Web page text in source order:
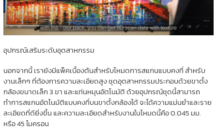
อุปกรณ์เสริมระดับอุตสาหกรรม
นอกจากนี้ เรายังมีแพ็คเบื้องต้นสำหรับโหมดการสแกนแบบคงที่ สำหรับ
งานเล็กๆ ที่ต้องการความละเอียดสูง ชุดอุตสาหกรรมประกอบด้วยขาตั้ง
กล้องขนาดเล็ก 3 ขา และแท่นหมุนอัตโนมัติ ด้วยอุปกรณ์ชุดนี้สามารถ
ทำการสแกนอัตโนมัติแบบคงที่บนขาตั้งกล้องได้ จะได้ความแม่นยำและราย
ละเอียดที่ดียิ่งขึ้น และความละเอียดสำหรับงานในโหมดนี้คือ 0.045 มม.
หรือ 45 ไมครอน